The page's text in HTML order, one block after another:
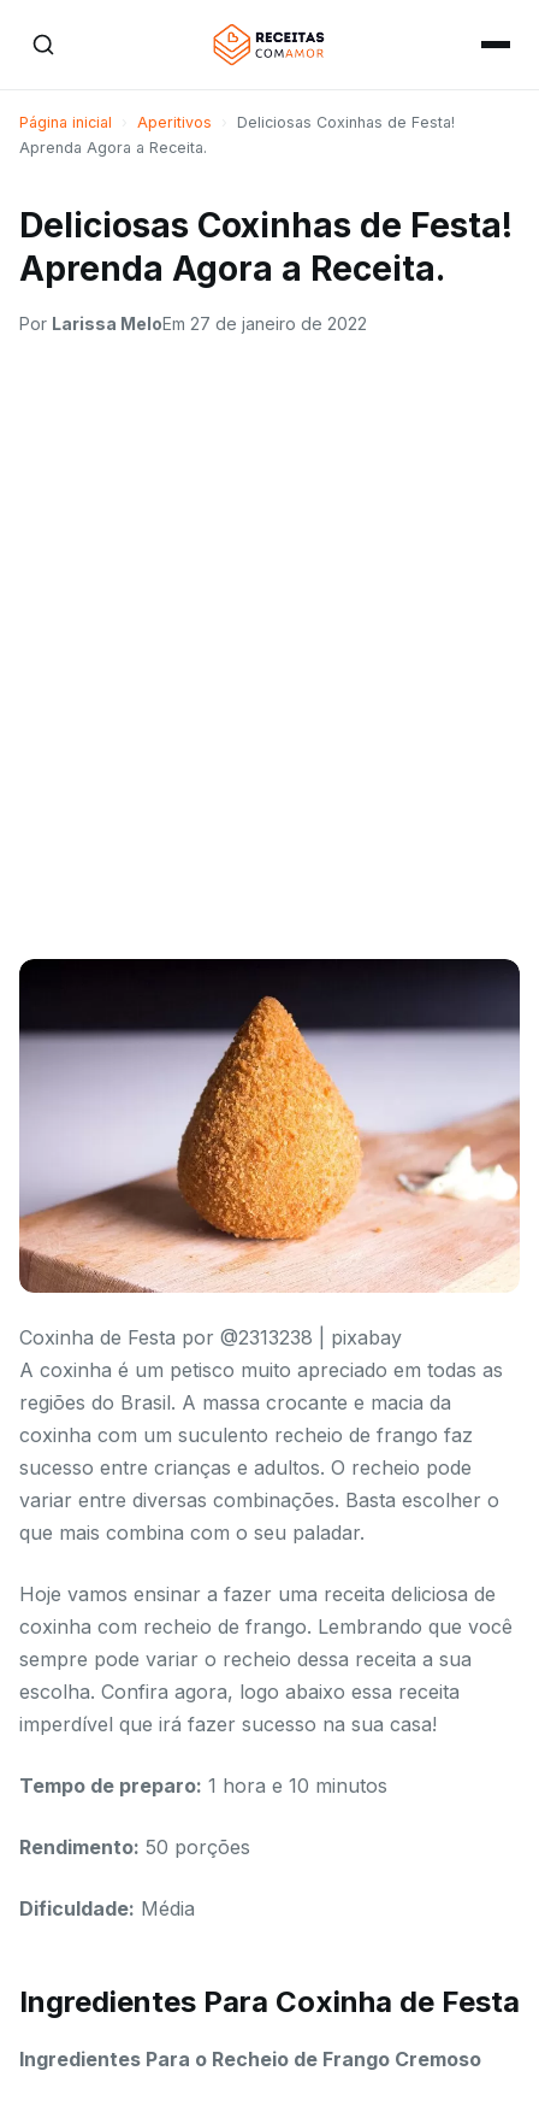
Página inicial Aperitivos
Deliciosas Coxinhas de Festa!
Aprenda Agora a Receita.
Deliciosas Coxinhas de Festa!
Aprenda Agora a Receita.
Por Larissa MeloEm 27 de janeiro de 2022
Coxinha de Festa por @2313238 | pixabay
A coxinha é um petisco muito apreciado em todas as
regiões do Brasil. A massa crocante e macia da
coxinha com um suculento recheio de frango faz
sucesso entre crianças e adultos. O recheio pode
variar entre diversas combinações. Basta escolher o
que mais combina com o seu paladar.
Hoje vamos ensinar a fazer uma receita deliciosa de
coxinha com recheio de frango. Lembrando que você
sempre pode variar o recheio dessa receita a sua
escolha. Confira agora, logo abaixo essa receita
imperdível que irá fazer sucesso na sua casa!
Tempo de preparo: 1 hora e 10 minutos
Rendimento: 50 porções
Dificuldade: Média
Ingredientes Para Coxinha de Festa
Ingredientes Para o Recheio de Frango Cremoso